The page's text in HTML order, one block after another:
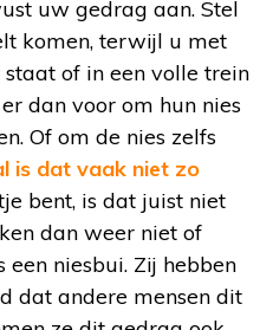
uw gedrag aan. Stel
komen, terwijl u met
of in een volle trein
dan voor om hun nies
Of om de nies zelfs
is dat vaak niet zo
bent, is dat juist niet
dan weer niet of
niesbui. Zij hebben
dat andere mensen dit